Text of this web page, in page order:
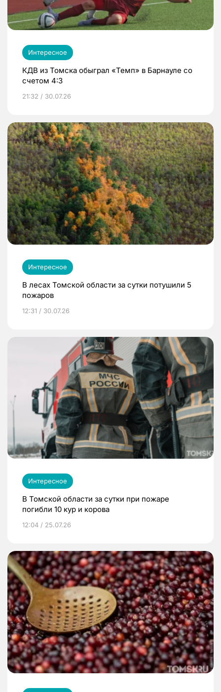
Интересное
КДВ из Томска обыграл «Темп» в Барнауле со
счетом 4:3
21:32 / 30.07.26
Интересное
В лесах Томской области за сутки потушили 5
пожаров
12:31 / 30.07.26
Интересное
В Томской области за сутки при пожаре
погибли 10 кур и корова
12:04 / 25.07.26